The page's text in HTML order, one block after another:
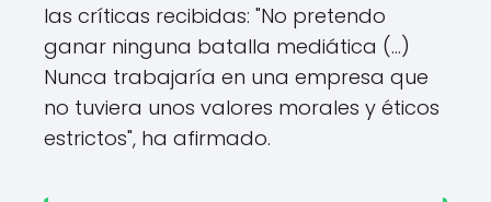
las críticas recibidas: "No pretendo
ganar ninguna batalla mediática (...)
Nunca trabajaría en una empresa que
no tuviera unos valores morales y éticos
estrictos", ha afirmado.